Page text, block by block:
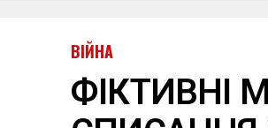
ВІЙНА
ФІКТИВНІ